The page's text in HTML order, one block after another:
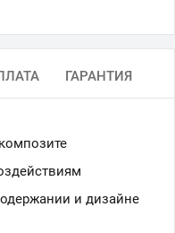
ГАРАНТИЯ
и дизайне